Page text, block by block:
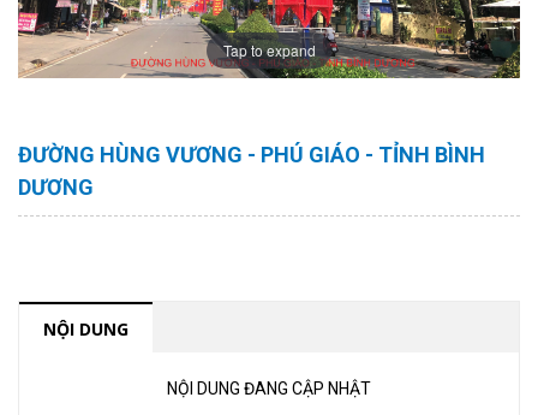
Tap to expand
ĐƯỜNG HÙNG VƯƠNG - PHÚ GIÁO - TỈNH BÌNH
DƯƠNG
NỘI DUNG
NỘI DUNG ĐANG CẬP NHẬT